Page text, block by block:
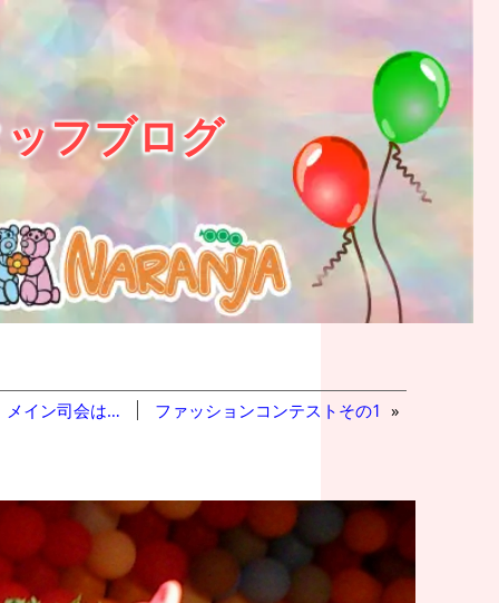
フブログ
メイン司会は… ファッションコンテストその1 »